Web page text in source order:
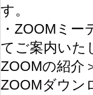
す。
・ZOOMミ
てご案内いた
ZOOMの紹
ZOOMダウン